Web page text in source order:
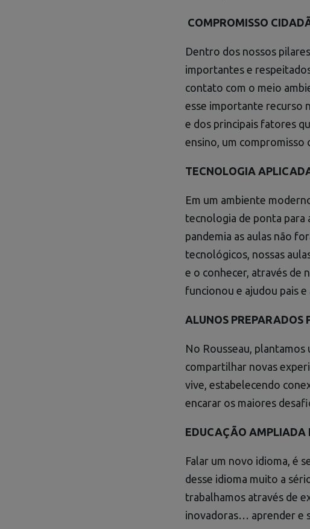
COMPROMISSO
Dentro dos nossos
importantes e
contato com o meio
esse importante recurso
e dos principais fatores
ensino, um compromisso
TECNOLOGIA
Em um ambiente
tecnologia de ponta para
pandemia as aulas não
tecnológicos, nossas
e o conhecer, através de
funcionou e ajudou pais
ALUNOS PREPARADOS
No Rousseau, plantamos
compartilhar novas
vive, estabelecendo
encarar os maiores
EDUCAÇÃO AMPLIADA
Falar um novo idioma, é
desse idioma muito a
trabalhamos através de
inovadoras… aprender e